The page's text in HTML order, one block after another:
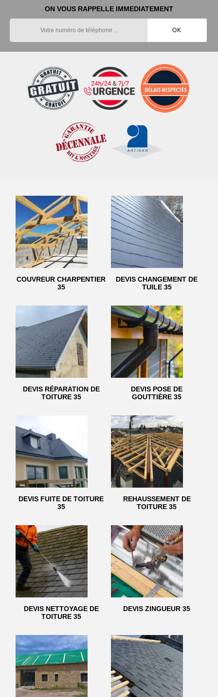
ON VOUS RAPPELLE IMMEDIATEMENT
COUVREUR CHARPENTIER
35
DEVIS CHANGEMENT DE
TUILE 35
DEVIS RÉPARATION DE
TOITURE 35
DEVIS POSE DE
GOUTTIÈRE 35
DEVIS FUITE DE TOITURE
35
REHAUSSEMENT DE
TOITURE 35
DEVIS NETTOYAGE DE
TOITURE 35
DEVIS ZINGUEUR 35